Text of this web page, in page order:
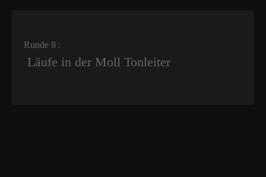
Runde 8 :
Läufe in der Moll Tonleiter